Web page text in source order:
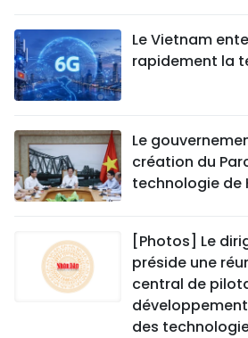
Le Vietnam
rapidement la
Le
création du
technologie de
[Photos] Le
préside une
central de
des